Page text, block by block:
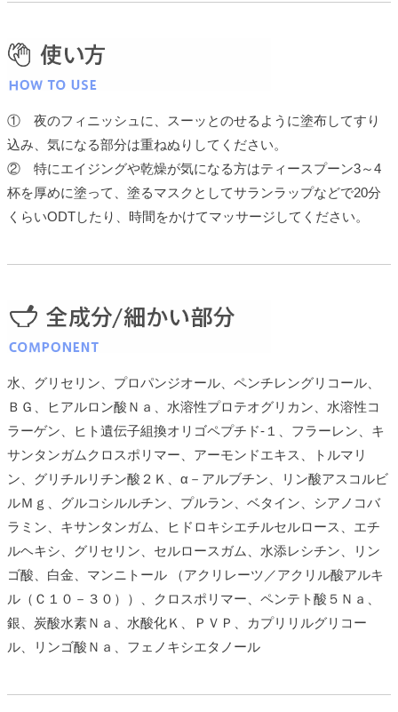
① 夜のフィニッシュに、スーッとのせるように塗布してすり
込み、気になる部分は重ねぬりしてください。
② 特にエイジングや乾燥が気になる方はティースプーン3～4
杯を厚めに塗って、塗るマスクとしてサランラップなどで20分
くらいODTしたり、時間をかけてマッサージしてください。
水、グリセリン、プロパンジオール、ペンチレングリコール、
ＢＧ、ヒアルロン酸Ｎａ、水溶性プロテオグリカン、水溶性コ
ラーゲン、ヒト遺伝子組換オリゴペプチド‐１、フラーレン、キ
サンタンガムクロスポリマー、アーモンドエキス、トルマリ
ン、グリチルリチン酸２Ｋ、α－アルブチン、リン酸アスコルビ
ルＭｇ、グルコシルルチン、プルラン、ベタイン、シアノコバ
ラミン、キサンタンガム、ヒドロキシエチルセルロース、エチ
ルヘキシ、グリセリン、セルロースガム、水添レシチン、リン
ゴ酸、白金、マンニトール （アクリレーツ／アクリル酸アルキ
ル（Ｃ１０－３０））、クロスポリマー、ペンテト酸５Ｎａ、
銀、炭酸水素Ｎａ、水酸化Ｋ、ＰＶＰ、カプリリルグリコー
ル、リンゴ酸Ｎａ、フェノキシエタノール